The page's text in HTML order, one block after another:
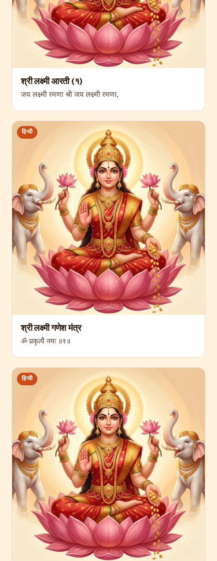
श्री लक्ष्मी आरती (१)
जय लक्ष्मी रमणा श्री जय लक्ष्मी रमणा,
हिन्दी
श्री लक्ष्मी गणेश मंत्र
ॐ प्रकृत्यै नमः ॥१॥
हिन्दी